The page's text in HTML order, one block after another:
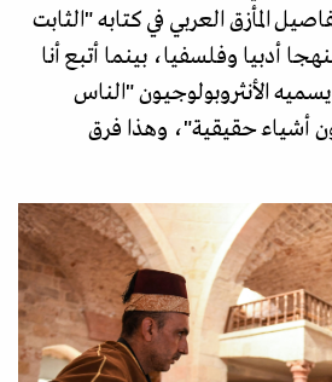
المأزق العربي في كتابه "الثابت
أدبيا وفلسفيا، بينما أتبع أنا
الأنثروبولوجيون "الناس
أشياء حقيقية"، وهذا فرق